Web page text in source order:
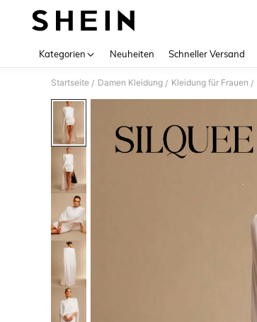
Kategorien Neuheiten Schneller Versand
Startseite / Damen Kleidung / Kleidung für Frauen /